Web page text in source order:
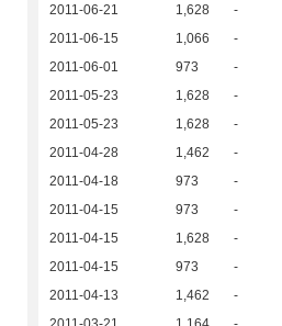
2011-06-21
1,628 -
2011-06-15
1,066 -
2011-06-01
973 -
2011-05-23
1,628 -
2011-05-23
1,628 -
2011-04-28
1,462 -
2011-04-18
973 -
2011-04-15
973 -
2011-04-15
1,628 -
2011-04-15
973 -
2011-04-13
1,462 -